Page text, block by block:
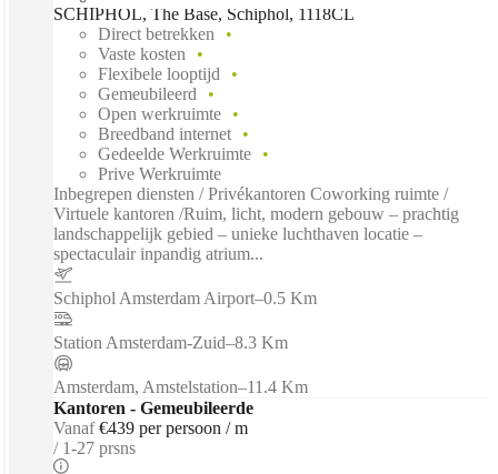
SCHIPHOL, The Base, Schiphol, 1118CL
Direct betrekken
Vaste kosten
Flexibele looptijd
Gemeubileerd
Open werkruimte
Breedband internet
Gedeelde Werkruimte
Prive Werkruimte
Inbegrepen diensten / Privékantoren Coworking ruimte /
Virtuele kantoren /Ruim, licht, modern gebouw – prachtig
landschappelijk gebied – unieke luchthaven locatie –
spectaculair inpandig atrium...
Schiphol Amsterdam Airport–0.5 Km
Station Amsterdam-Zuid–8.3 Km
Amsterdam, Amstelstation–11.4 Km
Kantoren - Gemeubileerde
Vanaf €439 per persoon / m
1-27 prsns